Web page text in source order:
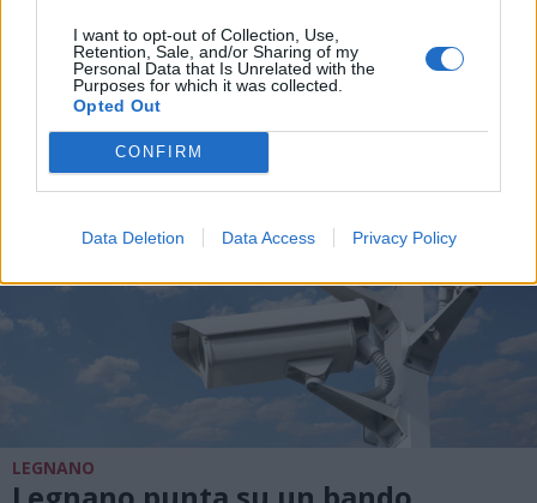
I want to opt-out of Collection, Use,
Retention, Sale, and/or Sharing of my
Personal Data that Is Unrelated with the
Purposes for which it was collected.
Opted Out
CONFIRM
Data Deletion Data Access Privacy Policy
ALTRE NOTIZIE DI LEGNANO
LEGNANO